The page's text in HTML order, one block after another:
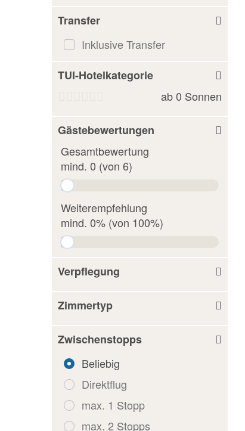
Transfer
Inklusive Transfer
TUI-Hotelkategorie
ab0 Sonnen
Gästebewertungen
Gesamtbewertung
mind. 0 (von 6)
Weiterempfehlung
mind. 0% (von 100%)
Verpflegung
Zimmertyp
Zwischenstopps
Beliebig
Direktflug
max. 1 Stopp
max. 2 Stopps